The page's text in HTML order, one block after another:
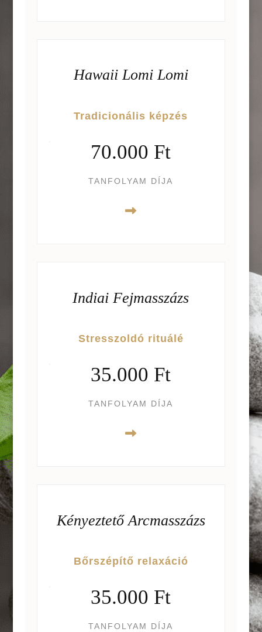
Hawaii Lomi Lomi
Tradicionális képzés
70.000 Ft
TANFOLYAM DÍJA
Indiai Fejmasszázs
Stresszoldó rituálé
35.000 Ft
TANFOLYAM DÍJA
Kényeztető Arcmasszázs
Bőrszépítő relaxáció
35.000 Ft
TANFOLYAM DÍJA